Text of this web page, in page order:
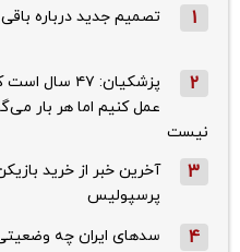
1 تصمیم جدید درباره باقی
2
پزشکیان: ۴۷
عمل کنیم اما هر بار
نیست
3
آخرین خبر از خرید
پرسپولیس
4 سدهای ایران چه